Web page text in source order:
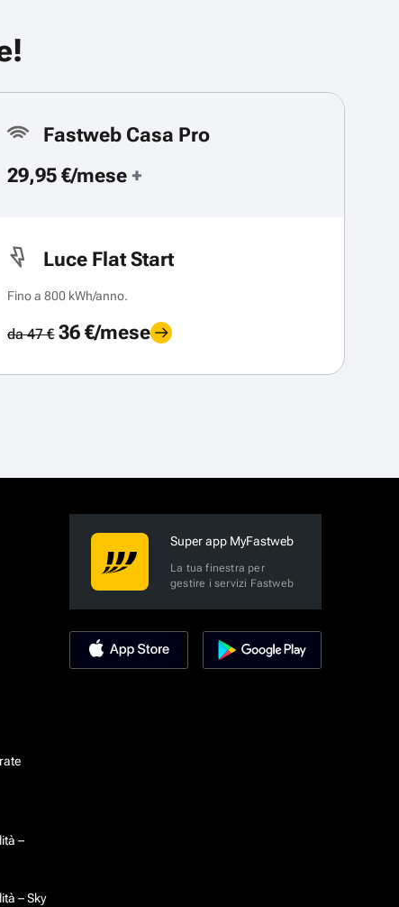
Fastweb Casa Pro
29,95 €/mese +
Luce Flat Start
Fino a 800 kWh/anno.
da 47 €36 €/mese
–
– Sky
Super app MyFastweb
La tua finestra per
gestire i servizi Fastweb